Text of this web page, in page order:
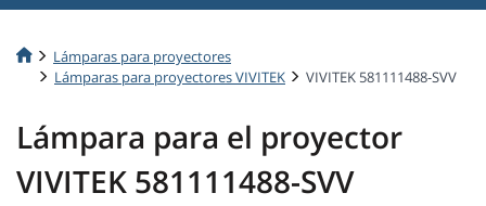
Lámparas para proyectores
Lámparas para proyectores VIVITEK
VIVITEK 581111488-SVV
Lámpara para el proyector
VIVITEK 581111488-SVV